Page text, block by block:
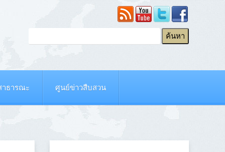
าธารณะ ศูนย์ข่าวสืบสวน